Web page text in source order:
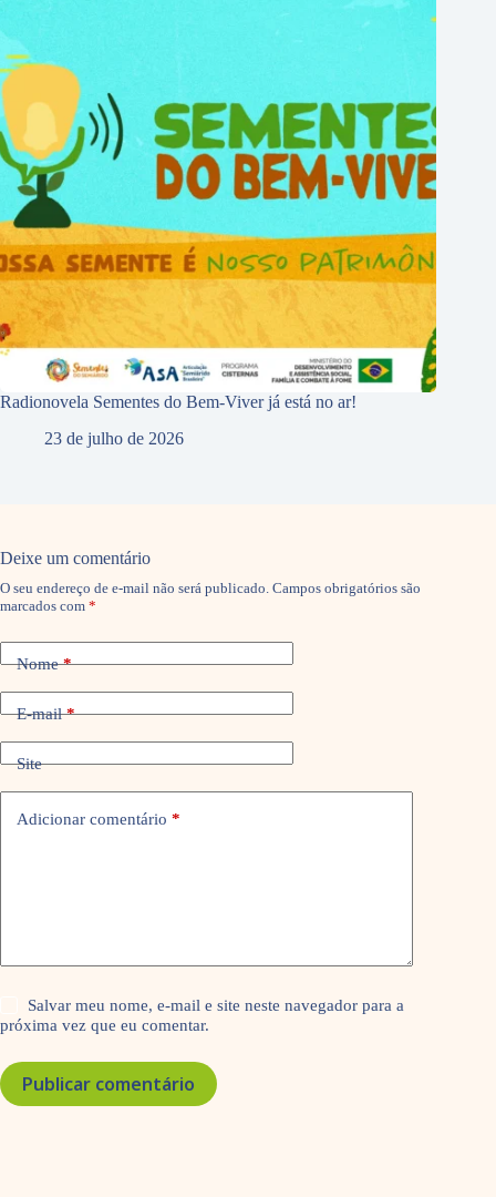
Radionovela Sementes do Bem-Viver já está no ar!
23 de julho de 2026
Deixe um comentário
O seu endereço de e-mail não será publicado. Campos obrigatórios são
marcados com *
Nome*
E-mail*
Site
Adicionar comentário *
Salvar meu nome, e-mail e site neste navegador para a
próxima vez que eu comentar.
Publicar comentário